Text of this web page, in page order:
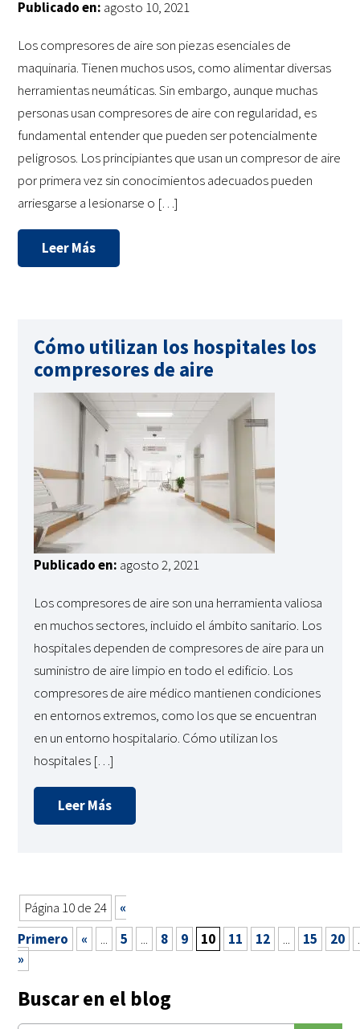
Publicado en: agosto 10, 2021
Los compresores de aire son piezas esenciales de
maquinaria. Tienen muchos usos, como alimentar diversas
herramientas neumáticas. Sin embargo, aunque muchas
personas usan compresores de aire con regularidad, es
fundamental entender que pueden ser potencialmente
peligrosos. Los principiantes que usan un compresor de aire
por primera vez sin conocimientos adecuados pueden
arriesgarse a lesionarse o […]
Leer Más
Cómo utilizan los hospitales los
compresores de aire
Publicado en: agosto 2, 2021
Los compresores de aire son una herramienta valiosa
en muchos sectores, incluido el ámbito sanitario. Los
hospitales dependen de compresores de aire para un
suministro de aire limpio en todo el edificio. Los
compresores de aire médico mantienen condiciones
en entornos extremos, como los que se encuentran
en un entorno hospitalario. Cómo utilizan los
hospitales […]
Leer Más
Página 10 de 24
«
Primero
« ... 5 ... 8 9 10 11 12 ... 15 20
»
Buscar en el blog